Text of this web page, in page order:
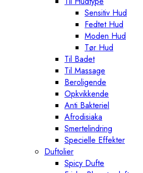
Sensitiv Hud
Fedtet Hud
Moden Hud
Tør Hud
Til Badet
Til Massage
Beroligende
Opkvikkende
Anti Bakteriel
Afrodisiaka
Smertelindring
Specielle Effekter
Duftolier
Spicy Dufte